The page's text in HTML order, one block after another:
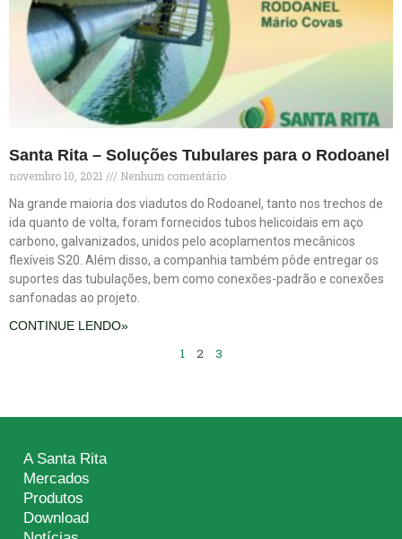
Santa Rita – Soluções Tubulares para o Rodoanel
novembro 10, 2021
Nenhum comentário
Na grande maioria dos viadutos do Rodoanel, tanto nos trechos de
ida quanto de volta, foram fornecidos tubos helicoidais em aço
carbono, galvanizados, unidos pelo acoplamentos mecânicos
flexíveis S20. Além disso, a companhia também pôde entregar os
suportes das tubulações, bem como conexões-padrão e conexões
sanfonadas ao projeto.
CONTINUE LENDO»
1 2 3
A Santa Rita
Mercados
Produtos
Download